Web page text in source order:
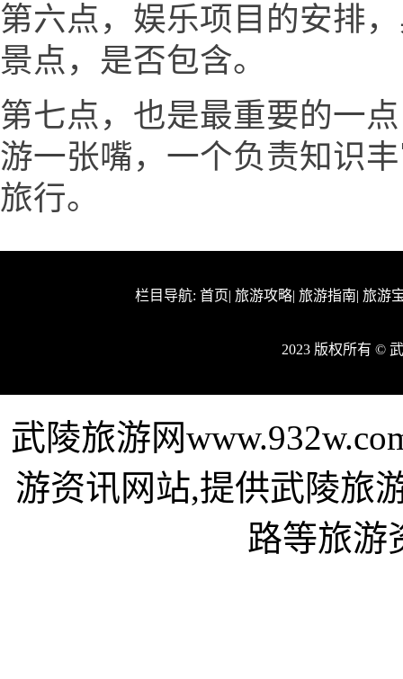
第六点，娱乐项目的安排
景点，是否包含。
第七点，也是最重要的一
游一张嘴，一个负责知识
旅行。
栏目导航: 首页| 旅游攻略| 旅游指南| 旅游
2023 版权所有 ©
武陵旅游网
游资讯网站,提供武陵旅
路等旅游